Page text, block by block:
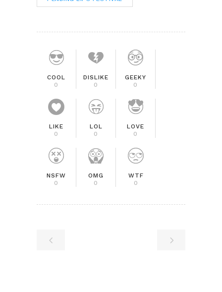
COOL
0
DISLIKE
0
GEEKY
0
LIKE
0
LOL
0
LOVE
0
NSFW
0
OMG
0
WTF
0